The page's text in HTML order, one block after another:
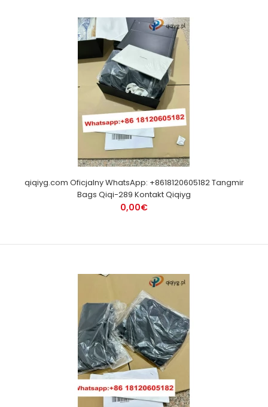
qiqiyg.com Oficjalny WhatsApp: +8618120605182 Tangmir
Bags Qiqi-289 Kontakt Qiqiyg
0,00€